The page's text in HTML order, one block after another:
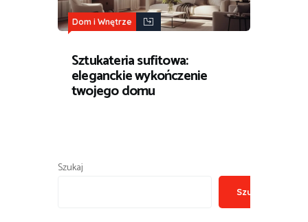
Dom i Wnętrze
Sztukateria sufitowa:
eleganckie wykończenie
twojego domu
Szukaj
Szukaj